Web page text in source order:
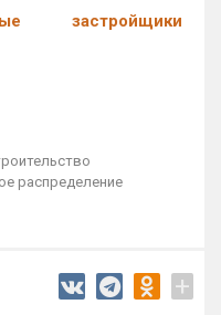
застройщики
распределение
+